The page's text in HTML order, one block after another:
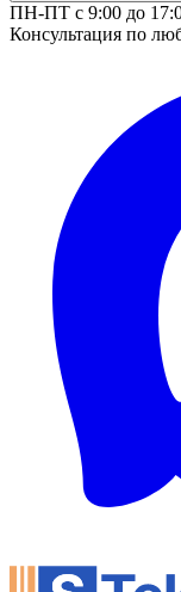
ПН-ПТ с 9:00 до
Консультация по